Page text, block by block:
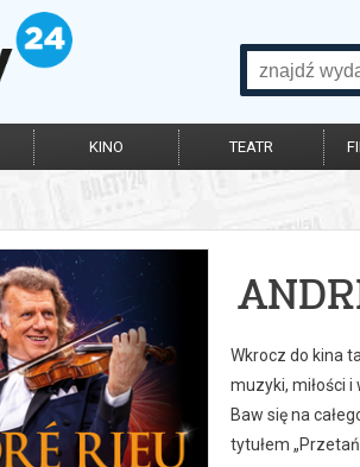
KINO TEATR
Wkrocz do kina
muzyki, miłości
Baw się na
tytułem